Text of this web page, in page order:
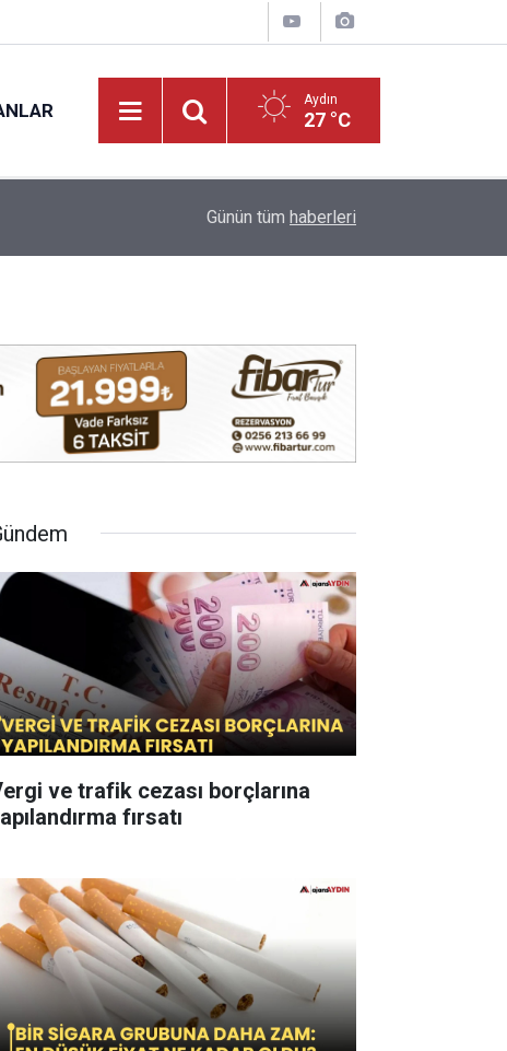
Aydın
27 °C
Nazilli’nin sevilen ismi Samet vefat etti
Günün tüm haberleri
ve trafik cezası borçlarına
fırsatı